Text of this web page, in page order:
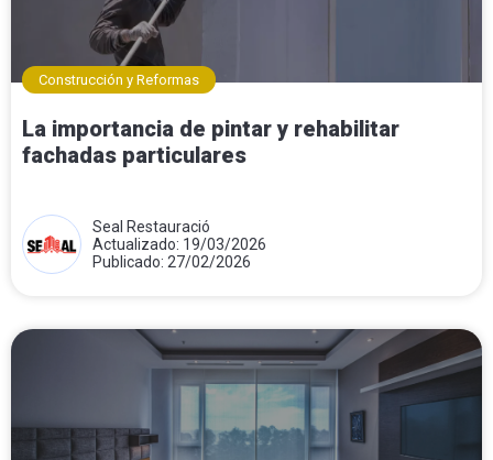
Construcción y Reformas
La importancia de pintar y rehabilitar
fachadas particulares
Seal Restauració
Actualizado: 19/03/2026
Publicado: 27/02/2026